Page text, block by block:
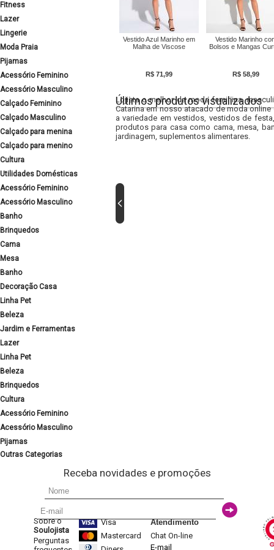
Fitness
Lazer
Lingerie
Moda Praia
Pijamas
Acessório Feminino
Acessório Masculino
Calçado Feminino
Calçado Masculino
Calçado para menina
Calçado para menino
Cultura
Utilidades Domésticas
Acessório Feminino
Acessório Masculino
Banho
Brinquedos
Cama
Mesa
Banho
Decoração Casa
Linha Pet
Beleza
Jardim e Ferramentas
Lazer
Linha Pet
Beleza
Brinquedos
Cultura
Acessório Feminino
Acessório Masculino
Pijamas
Outras Categorias
Vestido Azul Marinho em
Malha de Viscose
R$ 71,99
Vestido Marinho
Bolsos e Mangas
R$ 58,99
Últimos produtos visualizados
Lojista o melhor da moda feminina,
Catarina em nosso atacado de moda
a variedade em vestidos, vestidos de
produtos para casa como cama, mesa,
jardinagem, suplementos alimentares.
Receba novidades e promoções
Sobre o
Soulojista
Perguntas
Visa
Mastercard
Atendimento
Chat On-line
E-mail